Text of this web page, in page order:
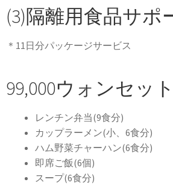
(3)隔離用食品サポ
＊11日分パッケージサービス
99,000ウォンセッ
レンチン弁当(9食分)
カップラーメン(小、6食分)
ハム野菜チャーハン(6食分)
即席ご飯(6個)
スープ(6食分)